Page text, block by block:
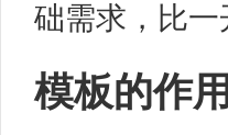
础需求，比
模板的作